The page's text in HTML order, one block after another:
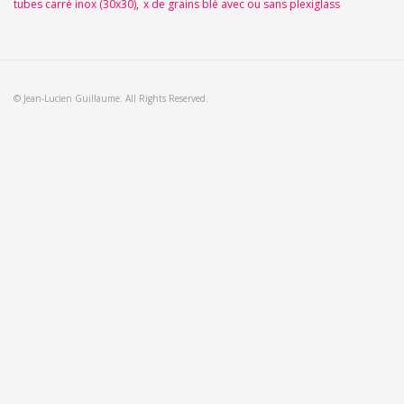
tubes carré inox (30x30) x de grains blé avec ou sans plexiglass
© Jean-Lucien Guillaume. All Rights Reserved.